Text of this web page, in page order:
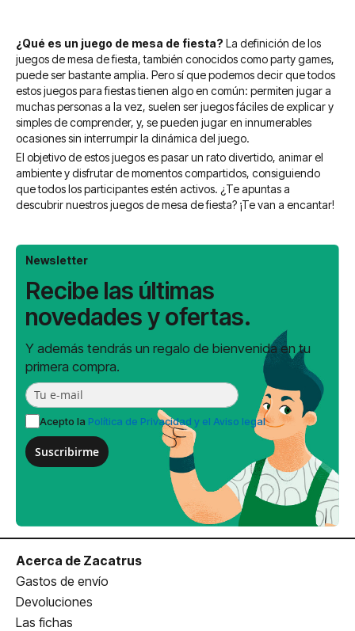
¿Qué es un juego de mesa de fiesta? La definición de los
juegos de mesa de fiesta, también conocidos como party games,
puede ser bastante amplia. Pero sí que podemos decir que todos
estos juegos para fiestas tienen algo en común: permiten jugar a
muchas personas a la vez, suelen ser juegos fáciles de explicar y
simples de comprender, y, se pueden jugar en innumerables
ocasiones sin interrumpir la dinámica del juego.
El objetivo de estos juegos es pasar un rato divertido, animar el
ambiente y disfrutar de momentos compartidos, consiguiendo
que todos los participantes estén activos. ¿Te apuntas a
descubrir nuestros juegos de mesa de fiesta? ¡Te van a encantar!
Newsletter
Recibe las últimas
novedades y ofertas.
Y además tendrás un regalo de bienvenida en tu
primera compra.
Acepto la Política de Privacidad y el Aviso legal
Suscribirme
Acerca de Zacatrus
Gastos de envío
Devoluciones
Las fichas